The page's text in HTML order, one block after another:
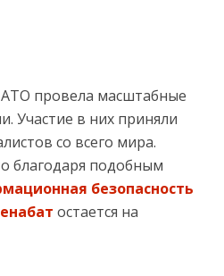
провела масштабные
Участие в них приняли
со всего мира.
благодаря подобным
безопасность
остается на